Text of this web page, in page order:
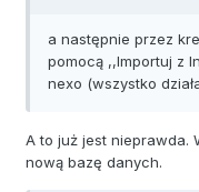
a następnie przez
pomocą ,,Importuj z
nexo (wszystko
A to już jest nieprawda.
nową bazę danych.